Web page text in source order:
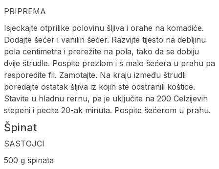
PRIPREMA
Isjeckajte otprilike polovinu šljiva i orahe na komadiće.
Dodajte šećer i vanilin šećer. Razvijte tijesto na debljinu
pola centimetra i prerežite na pola, tako da se dobiju
dvije štrudle. Pospite prezlom i s malo šećera u prahu pa
rasporedite fil. Zamotajte. Na kraju između štrudli
poredajte ostatak šljiva iz kojih ste odstranili koštice.
Stavite u hladnu rernu, pa je uključite na 200 Celzijevih
stepeni i pecite 20-ak minuta. Pospite šećerom u prahu.
Špinat
SASTOJCI
500 g špinata